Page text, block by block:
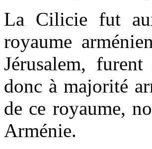
La Cilicie fut
royaume
Jérusalem,
donc à majorité
de ce royaume,
Arménie.